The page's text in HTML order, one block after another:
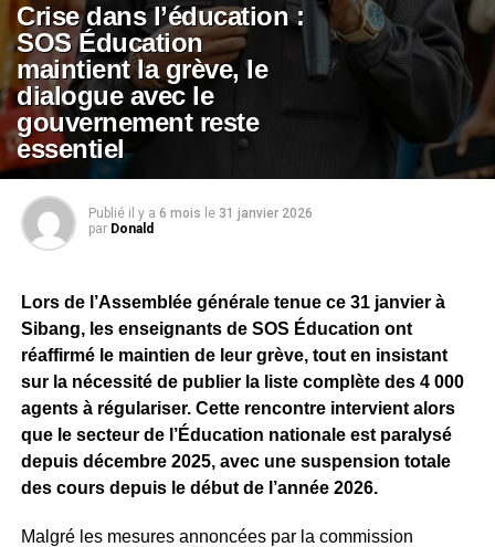
Crise dans l’éducation :
SOS Éducation
maintient la grève, le
dialogue avec le
gouvernement reste
essentiel
Publié il y a 6 mois le 31 janvier 2026
par Donald
Lors de l’Assemblée générale tenue ce 31 janvier à
Sibang, les enseignants de SOS Éducation ont
réaffirmé le maintien de leur grève, tout en insistant
sur la nécessité de publier la liste complète des 4 000
agents à régulariser. Cette rencontre intervient alors
que le secteur de l’Éducation nationale est paralysé
depuis décembre 2025, avec une suspension totale
des cours depuis le début de l’année 2026.
Malgré les mesures annoncées par la commission